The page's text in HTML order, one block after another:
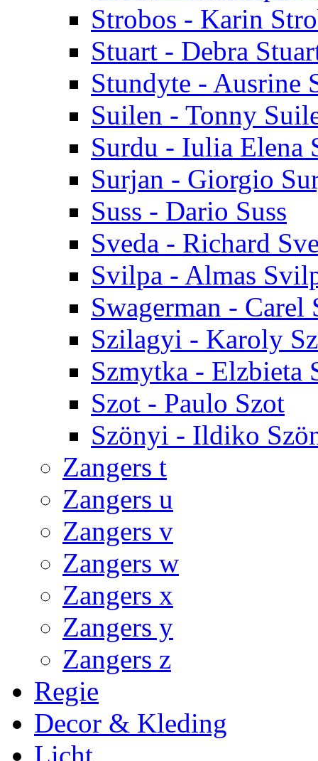
Strobos - Karin
Stuart - Debra
Stundyte - Ausrine
Suilen - Tonny
Surdu - Iulia Elena
Surjan - Giorgio
Suss - Dario Suss
Sveda - Richard
Svilpa - Almas
Swagerman - Carel
Szilagyi - Karoly
Szmytka - Elzbieta
Szot - Paulo Szot
Szönyi - Ildiko
Zangers t
Zangers u
Zangers v
Zangers w
Zangers x
Zangers y
Zangers z
Regie
Decor & Kleding